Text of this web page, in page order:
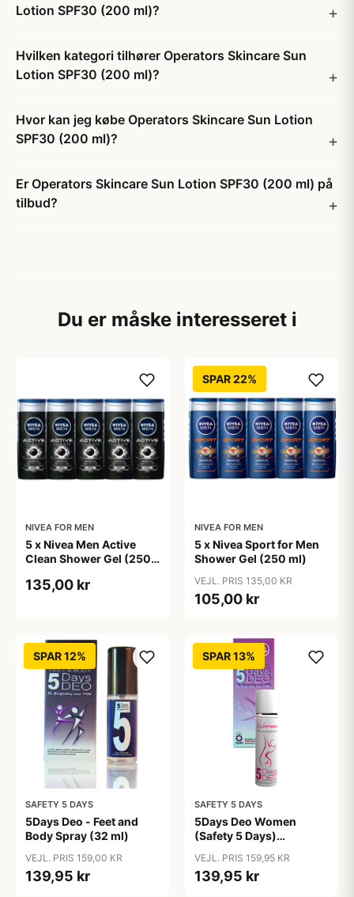
Lotion SPF30 (200 ml)?
Hvilken kategori tilhører Operators Skincare Sun
Lotion SPF30 (200 ml)?
Hvor kan jeg købe Operators Skincare Sun Lotion
SPF30 (200 ml)?
Er Operators Skincare Sun Lotion SPF30 (200 ml) på
tilbud?
Du er måske interesseret i
NIVEA FOR MEN
5 x Nivea Men Active
Clean Shower Gel (250
135,00 kr
SPAR 22%
NIVEA FOR MEN
5 x Nivea Sport for Men
Shower Gel (250 ml)
VEJL. PRIS 135,00 KR
105,00 kr
SPAR 12%
SAFETY 5 DAYS
5Days Deo - Feet and
Body Spray (32 ml)
VEJL. PRIS 159,00 KR
139,95 kr
SPAR 13%
SAFETY 5 DAYS
5Days Deo Women
(Safety 5 Days)
VEJL. PRIS 159,95 KR
139,95 kr